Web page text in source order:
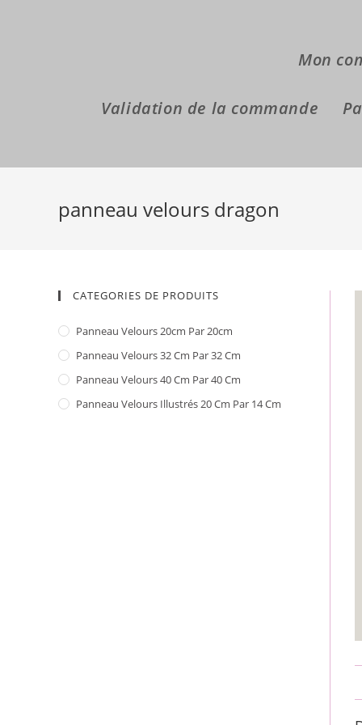
Mon
Validation de la commande
panneau velours dragon
CATEGORIES DE PRODUITS
Panneau Velours 20cm Par 20cm
Panneau Velours 32 Cm Par 32 Cm
Panneau Velours 40 Cm Par 40 Cm
Panneau Velours Illustrés 20 Cm Par 14 Cm